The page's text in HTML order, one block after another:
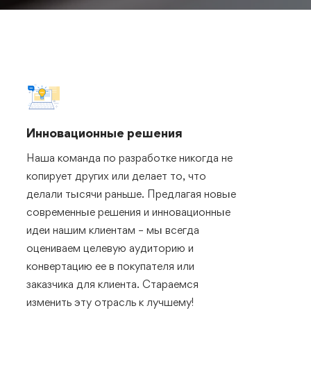
Инновационные решения
Наша команда по разработке никогда не
копирует других или делает то, что
делали тысячи раньше. Предлагая новые
современные решения и инновационные
идеи нашим клиентам – мы всегда
оцениваем целевую аудиторию и
конвертацию ее в покупателя или
заказчика для клиента. Стараемся
изменить эту отрасль к лучшему!